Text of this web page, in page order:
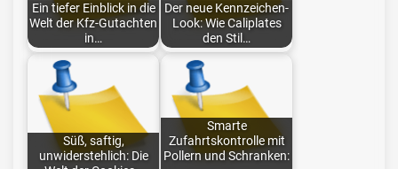
Ein tiefer Einblick in die
Welt der Kfz-Gutachten
in…
Der neue Kennzeichen-
Look: Wie Caliplates
den Stil…
Süß, saftig,
unwiderstehlich: Die
Smarte
Zufahrtskontrolle mit
Pollern und Schranken: